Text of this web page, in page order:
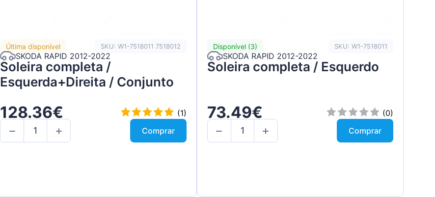
Última disponível SKU: W1-7518011 7518012
SKODA RAPID 2012-2022
Soleira completa /
Esquerda+Direita / Conjunto
128.36€
(1)
Comprar
Disponível (3) SKU: W1-7518011
SKODA RAPID 2012-2022
Soleira completa / Esquerdo
73.49€
(0)
Comprar